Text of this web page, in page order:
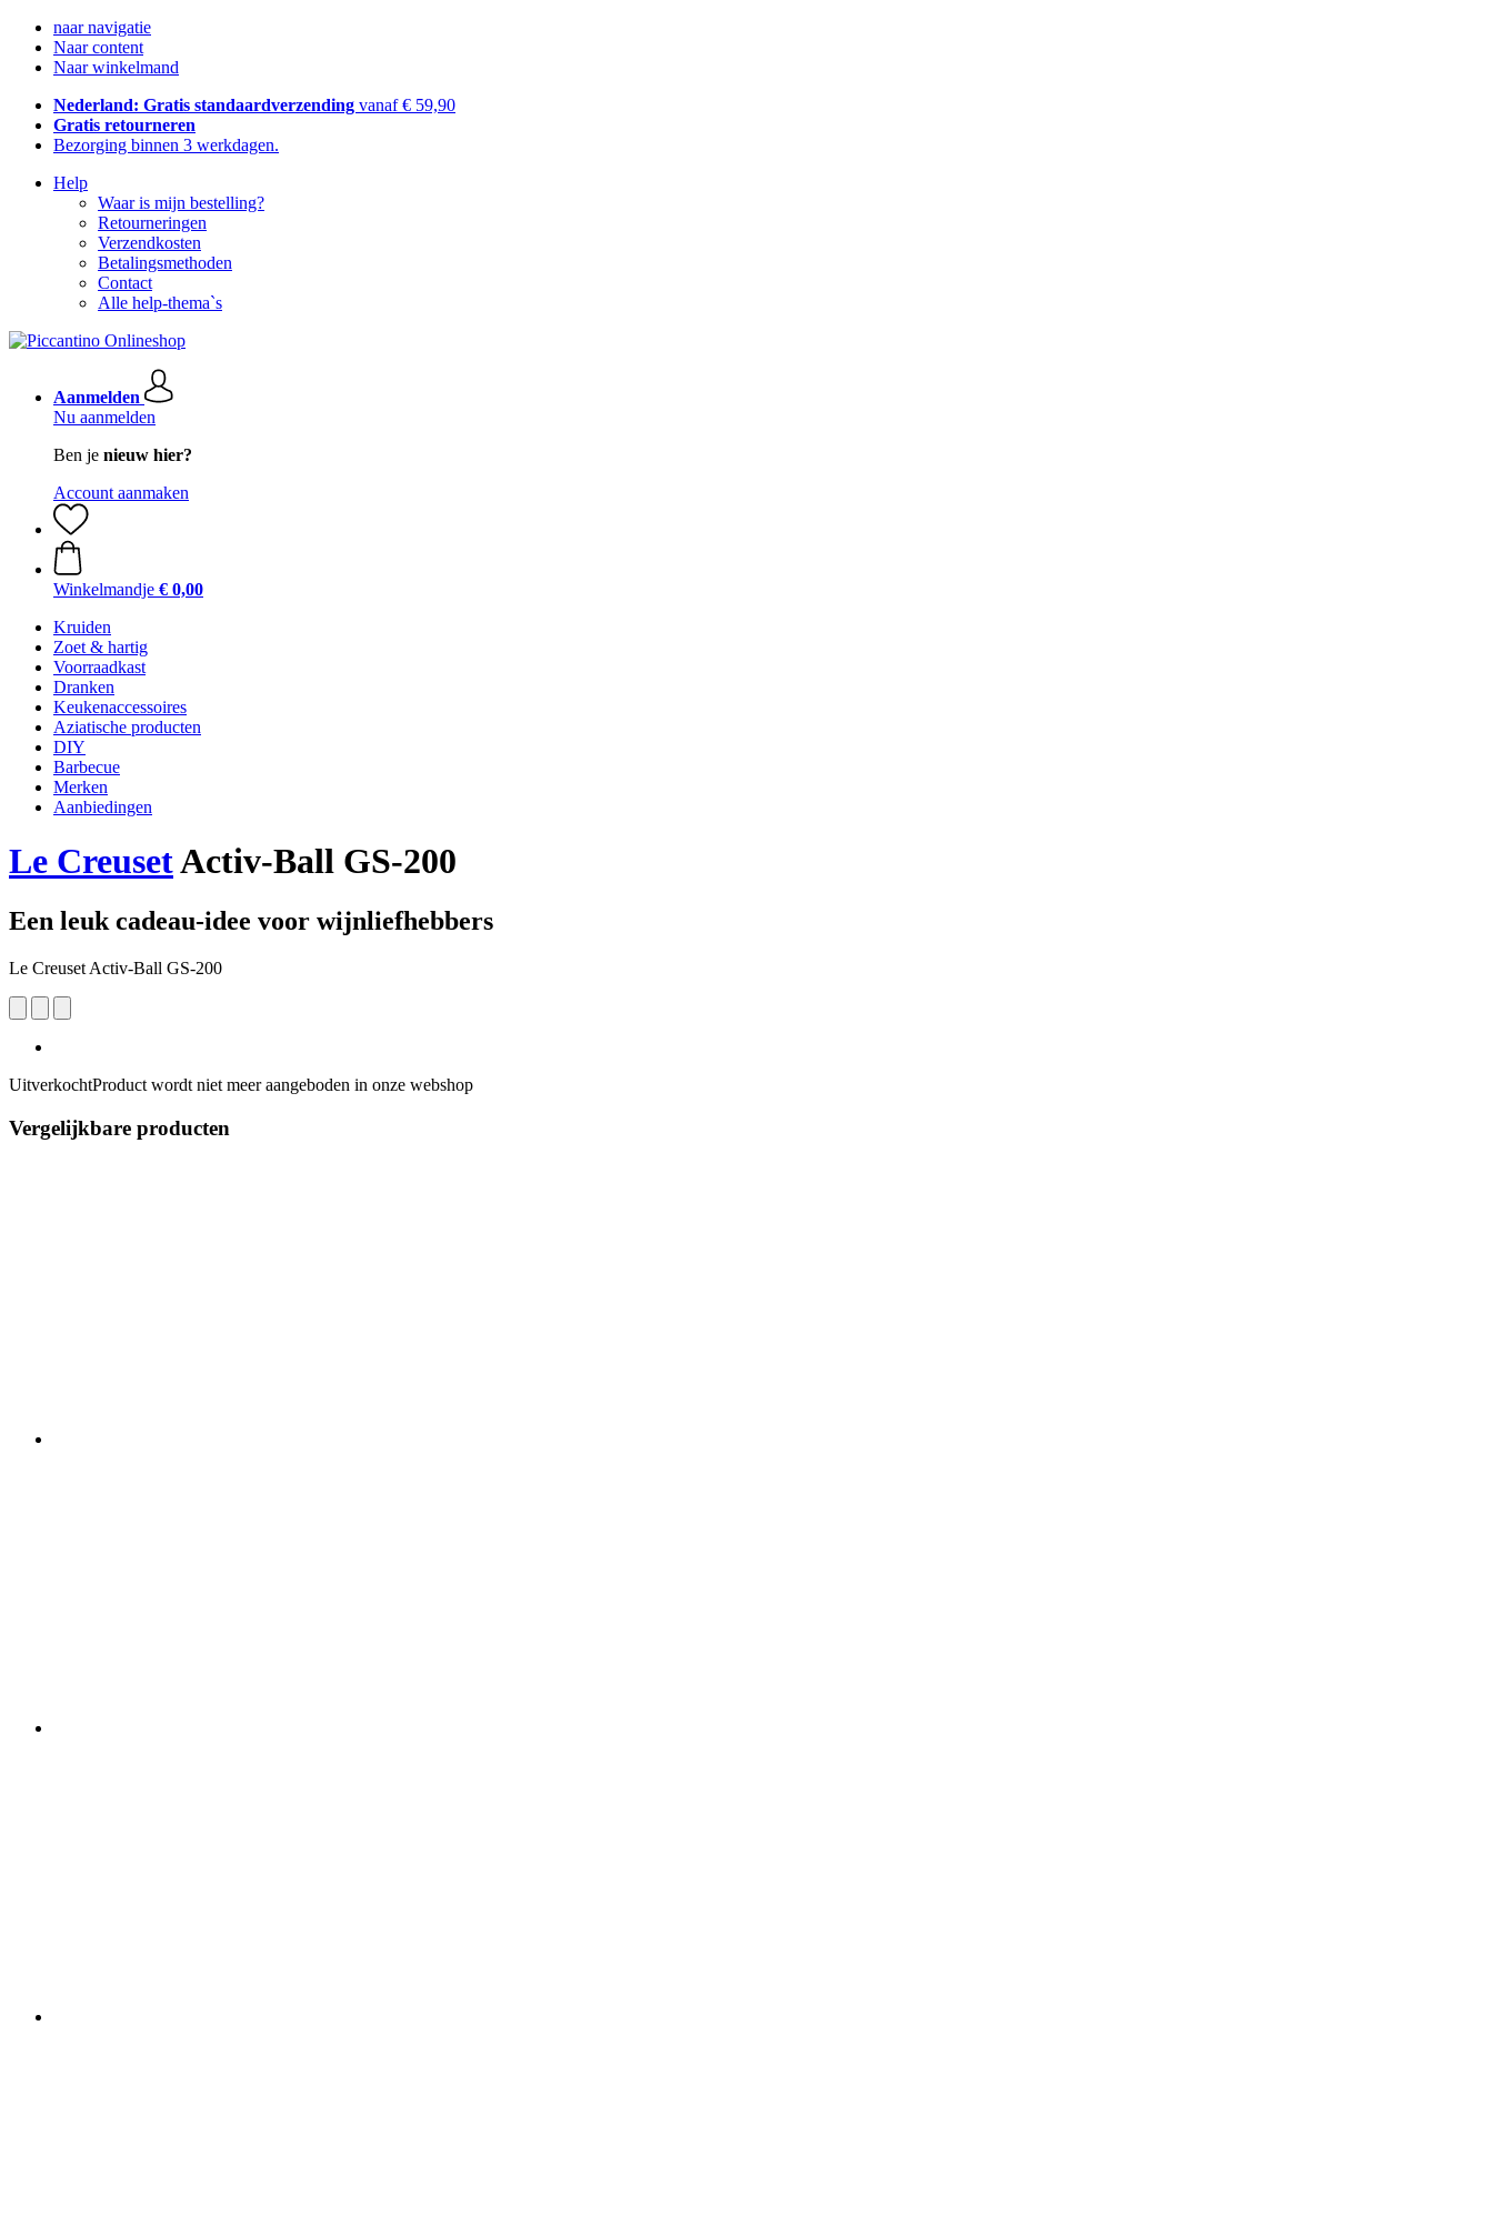
naar navigatie
Naar content
Naar winkelmand
Nederland: Gratis standaardverzending vanaf € 59,90
Gratis retourneren
Bezorging binnen 3 werkdagen.
Help
Waar is mijn bestelling?
Retourneringen
Verzendkosten
Betalingsmethoden
Contact
Alle help-thema`s
Aanmelden
Nu aanmelden
Ben je nieuw hier?
Account aanmaken
Winkelmandje € 0,00
Kruiden
Zoet & hartig
Voorraadkast
Dranken
Keukenaccessoires
Aziatische producten
DIY
Barbecue
Merken
Aanbiedingen
Le CreusetActiv-Ball GS-200
Een leuk cadeau-idee voor wijnliefhebbers
Le Creuset Activ-Ball GS-200
UitverkochtProduct wordt niet meer aangeboden in onze webshop
Vergelijkbare producten